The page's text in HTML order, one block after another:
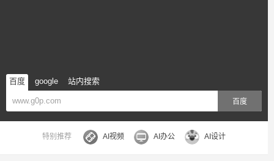
百度 google 站内搜索
百度
特别推荐 AI视频 AI办公 AI设计